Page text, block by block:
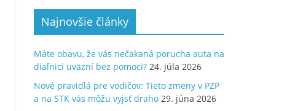
Najnovšie články
Máte obavu, že vás nečakaná porucha auta na
diaľnici uväzní bez pomoci? 24. júla 2026
Nové pravidlá pre vodičov: Tieto zmeny v PZP
a na STK vás môžu vyjsť draho 29. júna 2026